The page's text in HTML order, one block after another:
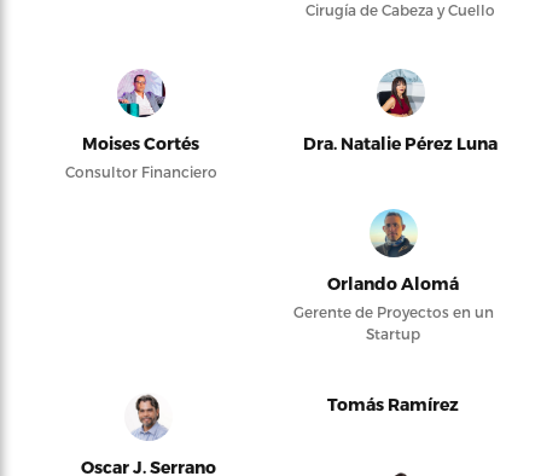
Cirugía de Cabeza y Cuello
Moises Cortés
Consultor Financiero
Dra. Natalie Pérez Luna
Orlando Alomá
Gerente de Proyectos en un
Startup
Oscar J. Serrano
Tomás Ramírez